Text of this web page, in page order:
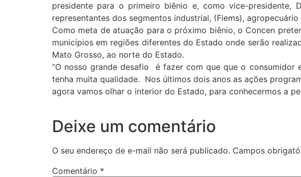
presidente para o primeiro biênio e, como vice-presidente,
representantes dos segmentos industrial, (Fiems),
Como meta de atuação para o próximo biênio, o Concen
municípios em regiões diferentes do Estado onde serão
Mato Grosso, ao norte do Estado.
“O nosso grande desafio é fazer com que que o
tenha muita qualidade. Nos últimos dois anos as ações
agora vamos olhar o interior do Estado, para conhecermos a
Deixe um comentário
O seu endereço de e-mail não será publicado. Campos
Comentário *